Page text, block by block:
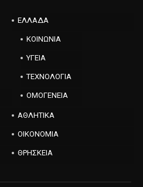
ΕΛΛΑΔΑ
ΚΟΙΝΩΝΙΑ
ΥΓΕΙΑ
ΤΕΧΝΟΛΟΓΙΑ
ΟΜΟΓΕΝΕΙΑ
ΑΘΛΗΤΙΚΑ
ΟΙΚΟΝΟΜΙΑ
ΘΡΗΣΚΕΙΑ